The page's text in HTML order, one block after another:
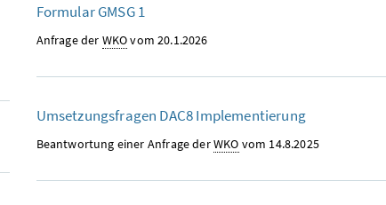
Formular GMSG 1
Anfrage der WKOvom 20.1.2026
Umsetzungsfragen DAC8 Implementierung
Beantwortung einer Anfrage derWKO vom 14.8.2025